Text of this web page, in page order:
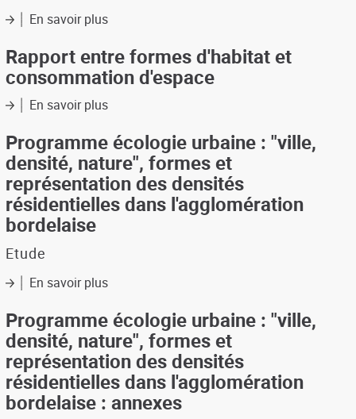
En savoir plussur
pour
l'urbanisme
des
du
siècle
Rapport entre formes d'habitat et
consommation d'espace
En savoir plussur
entre
formes
d'habitat
et
consommation
d'espace
Programme écologie urbaine : "ville,
densité, nature", formes et
représentation des densités
résidentielles dans l'agglomération
bordelaise
Etude
En savoir plussur
écologie
urbaine
:
"ville,
densité,
nature",
formes
Programme écologie urbaine : "ville,
densité, nature", formes et
représentation des densités
résidentielles dans l'agglomération
bordelaise : annexes